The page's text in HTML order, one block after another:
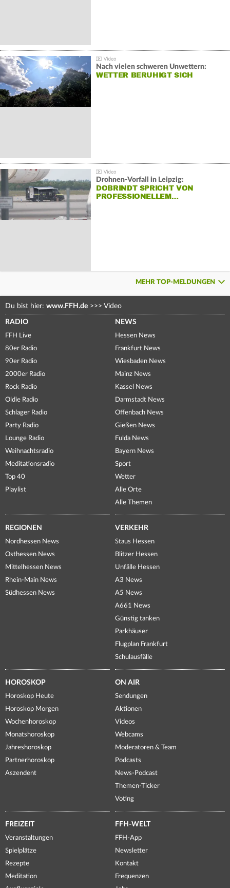
Nach vielen schweren Unwettern:
WETTER BERUHIGT SICH
Drohnen-Vorfall in Leipzig:
DOBRINDT SPRICHT VON
PROFESSIONELLEM…
MEHR TOP-MELDUNGEN
Du bist hier: www.FFH.de >>> Video
RADIO
FFH Live
80er Radio
90er Radio
2000er Radio
Rock Radio
Oldie Radio
Schlager Radio
Party Radio
Lounge Radio
Weihnachtsradio
Meditationsradio
Top 40
Playlist
NEWS
Hessen News
Frankfurt News
Wiesbaden News
Mainz News
Kassel News
Darmstadt News
Offenbach News
Gießen News
Fulda News
Bayern News
Sport
Wetter
Alle Orte
Alle Themen
REGIONEN
Nordhessen News
Osthessen News
Mittelhessen News
Rhein-Main News
Südhessen News
VERKEHR
Staus Hessen
Blitzer Hessen
Unfälle Hessen
A3 News
A5 News
A661 News
Günstig tanken
Parkhäuser
Flugplan Frankfurt
Schulausfälle
HOROSKOP
Horoskop Heute
Horoskop Morgen
Wochenhoroskop
Monatshoroskop
Jahreshoroskop
Partnerhoroskop
Aszendent
ON AIR
Sendungen
Aktionen
Videos
Webcams
Moderatoren & Team
Podcasts
News-Podcast
Themen-Ticker
Voting
FREIZEIT
Veranstaltungen
Spielplätze
Rezepte
Meditation
FFH-WELT
FFH-App
Newsletter
Kontakt
Frequenzen